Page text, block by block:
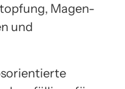
Magen-
und